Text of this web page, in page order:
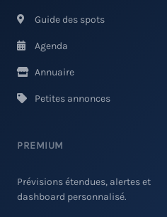
Guide des spots
Agenda
Annuaire
Petites annonces
PREMIUM
Prévisions étendues, alertes et
dashboard personnalisé.